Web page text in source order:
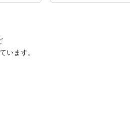
います。